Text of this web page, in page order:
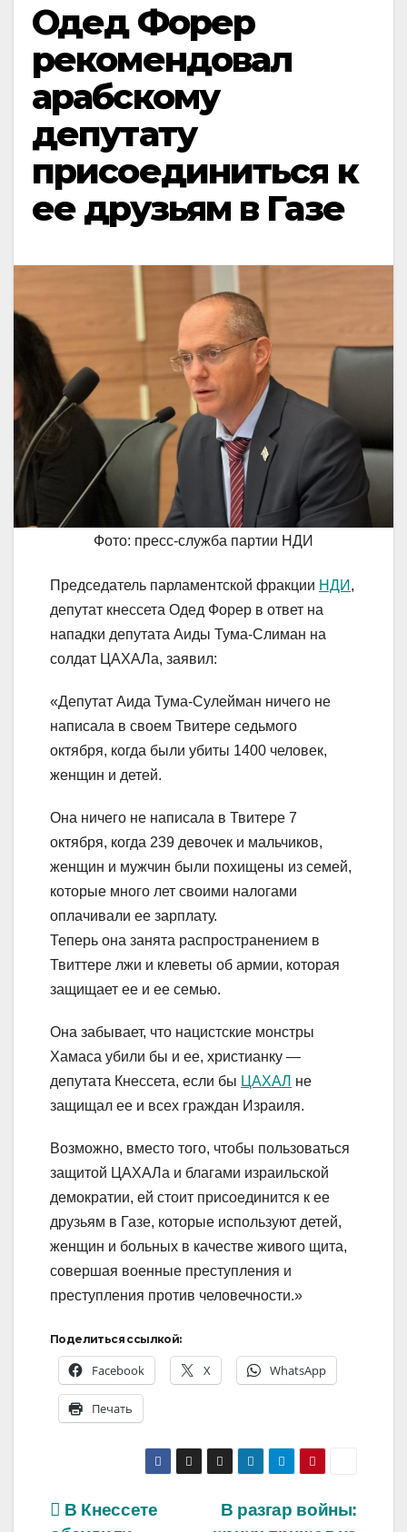
Одед Форер
рекомендовал
арабскому
депутату
присоединиться к
ее друзьям в Газе
Фото: пресс-служба партии НДИ
Председатель парламентской фракции НДИ ,
депутат кнессета Одед Форер в ответ на
нападки депутата Аиды Тума-Слиман на
солдат ЦАХАЛа, заявил:
«Депутат Аида Тума-Сулейман ничего не
написала в своем Твитере седьмого
октября, когда были убиты 1400 человек,
женщин и детей.
Она ничего не написала в Твитере 7
октября, когда 239 девочек и мальчиков,
женщин и мужчин были похищены из семей,
которые много лет своими налогами
оплачивали ее зарплату.
Теперь она занята распространением в
Твиттере лжи и клеветы об армии, которая
защищает ее и ее семью.
Она забывает, что нацистские монстры
Хамаса убили бы и ее, христианку —
депутата Кнессета, если бы ЦАХАЛ не
защищал ее и всех граждан Израиля.
Возможно, вместо того, чтобы пользоваться
защитой ЦАХАЛа и благами израильской
демократии, ей стоит присоединится к ее
друзьям в Газе, которые используют детей,
женщин и больных в качестве живого щита,
совершая военные преступления и
преступления против человечности.»
Поделиться ссылкой:
Facebook X WhatsApp
Печать
Навигация
В разгар войны:
В Кнессете